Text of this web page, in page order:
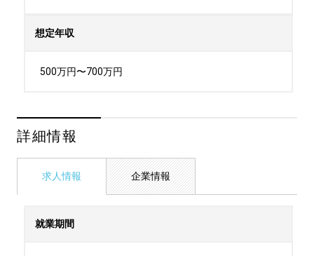
想定年収
500万円〜700万円
詳細情報
求人情報 企業情報
就業期間